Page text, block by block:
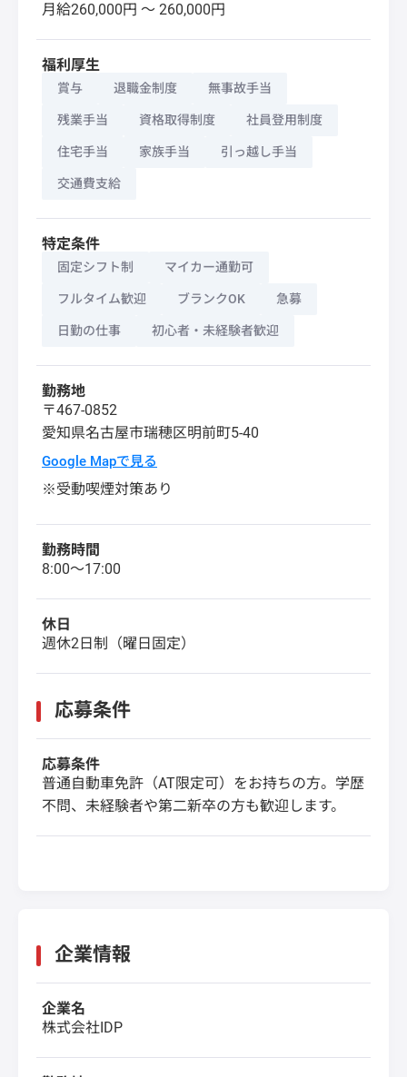
月給260,000円 〜 260,000円
福利厚生
賞与 退職金制度 無事故手当
残業手当 資格取得制度 社員登用制度
住宅手当 家族手当 引っ越し手当
交通費支給
特定条件
固定シフト制 マイカー通勤可
フルタイム歓迎 ブランクOK 急募
日勤の仕事 初心者・未経験者歓迎
勤務地
〒467-0852
愛知県名古屋市瑞穂区明前町5-40
Google Mapで見る
※受動喫煙対策あり
勤務時間
8:00～17:00
休日
週休2日制（曜日固定）
応募条件
応募条件
普通自動車免許（AT限定可）をお持ちの方。学歴
不問、未経験者や第二新卒の方も歓迎します。
企業情報
企業名
株式会社IDP